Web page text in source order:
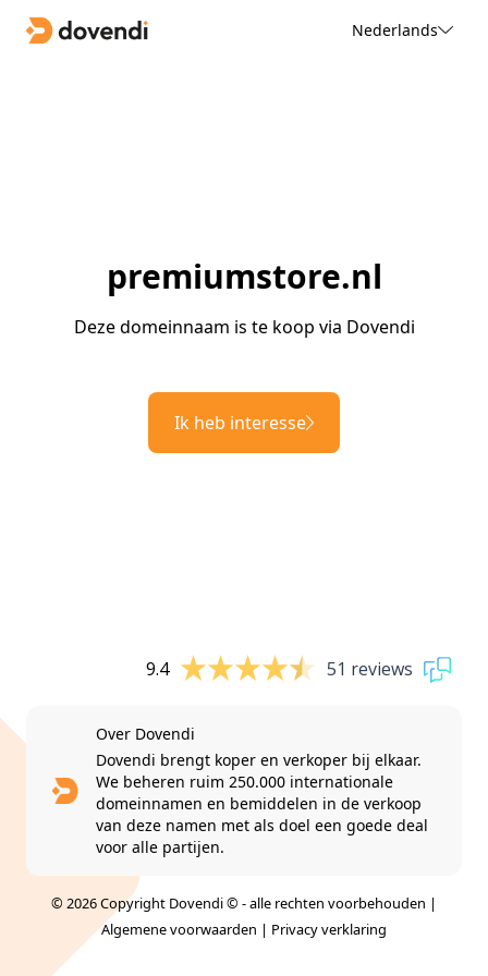
Nederlands
premiumstore.nl
Deze domeinnaam is te koop via Dovendi
Ik heb interesse
9.4 51 reviews
Over Dovendi
Dovendi brengt koper en verkoper bij elkaar.
We beheren ruim 250.000 internationale
domeinnamen en bemiddelen in de verkoop
van deze namen met als doel een goede deal
voor alle partijen.
© 2026 Copyright Dovendi © - alle rechten voorbehouden |
Algemene voorwaarden | Privacy verklaring